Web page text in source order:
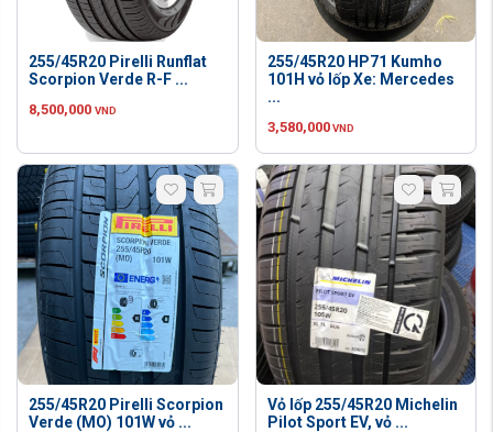
255/45R20 Pirelli Runflat
Scorpion Verde R-F ...
8,500,000 VND
255/45R20 HP71 Kumho
101H vỏ lốp Xe: Mercedes
...
3,580,000 VND
255/45R20 Pirelli Scorpion
Verde (MO) 101W vỏ ...
Vỏ lốp 255/45R20 Michelin
Pilot Sport EV, vỏ ...